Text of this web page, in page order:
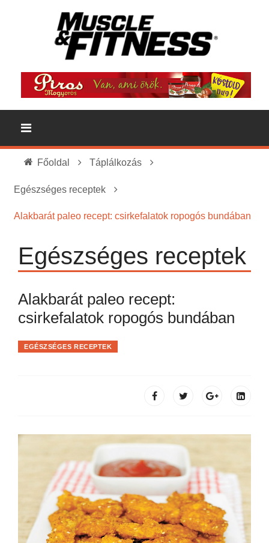
Főoldal Táplálkozás
Egészséges receptek
Alakbarát paleo recept: csirkefalatok ropogós bundában
Egészséges receptek
Alakbarát paleo recept:
csirkefalatok ropogós bundában
EGÉSZSÉGES RECEPTEK